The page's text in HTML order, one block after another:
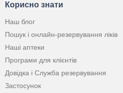
Корисно знати
Наш блог
Пошук і онлайн-резервування ліків
Наші аптеки
Програми для клієнтів
Довідка і Служба резервування
Застосунок